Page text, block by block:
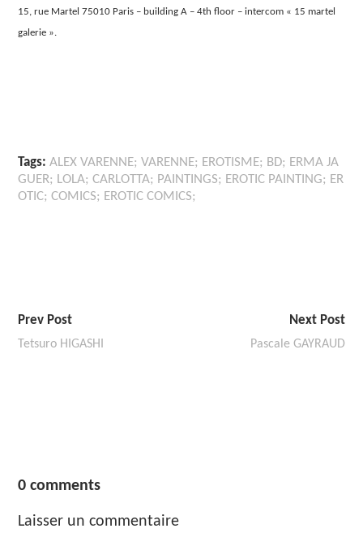
15, rue Martel 75010 Paris – building A – 4th floor – intercom « 15 martel
galerie ».
Tags: ALEX VARENNE; VARENNE; EROTISME; BD; ERMA JA
GUER; LOLA; CARLOTTA; PAINTINGS; EROTIC PAINTING; ER
OTIC; COMICS; EROTIC COMICS;
Prev Post
Tetsuro HIGASHI
Next Post
Pascale GAYRAUD
0 comments
Laisser un commentaire